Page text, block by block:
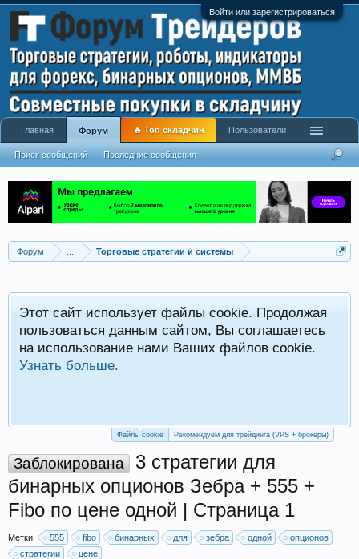
Войти или зарегистрироваться
Форум Торговые стратегии и системы
Этот сайт использует файлы cookie. Продолжая
пользоваться данным сайтом, Вы соглашаетесь
на использование нами Ваших файлов cookie.
Узнать больше.
Файлы cookie Рекомендуем для трейдинга (VPS + брокеры)
Заблокирована
3 стратегии для
бинарных опционов Зебра + 555 +
Fibo по цене одной | Страница 1
Метки: 555 fibo бинарных для зебра одной
опционов
стратегии
цене
Главная Форум
Поиск сообщений Последние сообщения
🔥 Топ складчин Пользователи